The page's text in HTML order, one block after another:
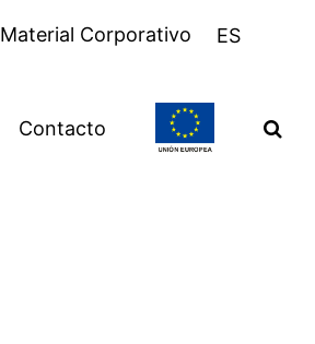
Material Corporativo ES
Contacto UE